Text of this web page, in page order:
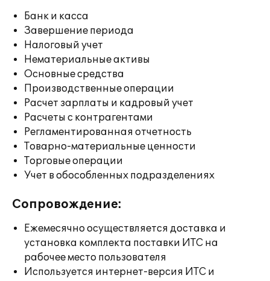
Банк и касса
Завершение периода
Налоговый учет
Нематериальные активы
Основные средства
Производственные операции
Расчет зарплаты и кадровый учет
Расчеты с контрагентами
Регламентированная отчетность
Товарно-материальные ценности
Торговые операции
Учет в обособленных подразделениях
Сопровождение:
Ежемесячно осуществляется доставка и
установка комплекта поставки ИТС на
рабочее место пользователя
Используется интернет-версия ИТС и